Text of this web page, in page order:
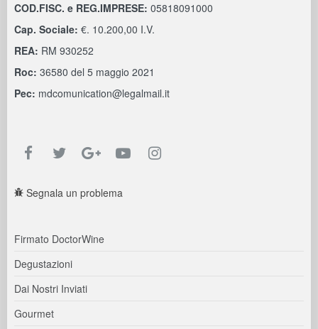
COD.FISC. e REG.IMPRESE: 05818091000
Cap. Sociale: €. 10.200,00 I.V.
REA: RM 930252
Roc: 36580 del 5 maggio 2021
Pec: mdcomunication@legalmail.it
Segnala un problema
Firmato DoctorWine
Degustazioni
Dai Nostri Inviati
Gourmet